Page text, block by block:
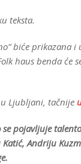
teksta.
biće prikazana
haus benda će
Ljubljani, tačnije
se pojavljuje
Andriju